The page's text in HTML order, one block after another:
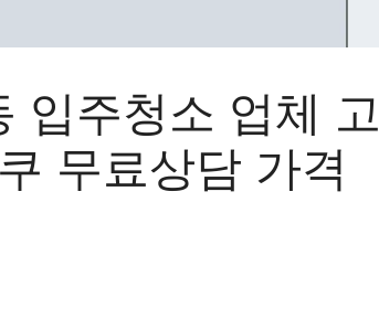
입주청소 업체 고
무료상담 가격